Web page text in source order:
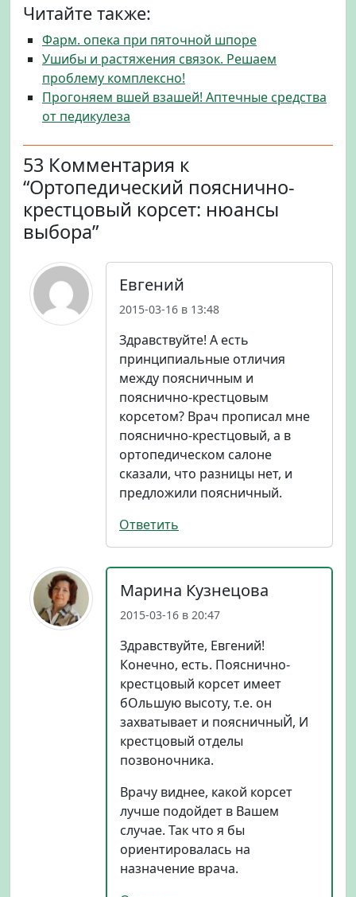
Читайте также:
Фарм. опека при пяточной шпоре
Ушибы и растяжения связок. Решаем
проблему комплексно!
Прогоняем вшей взашей! Аптечные средства
от педикулеза
53 Комментария к
“Ортопедический пояснично-
крестцовый корсет: нюансы
выбора”
Евгений
2015-03-16 в 13:48
Здравствуйте! А есть
принципиальные отличия
между поясничным и
пояснично-крестцовым
корсетом? Врач прописал мне
пояснично-крестцовый, а в
ортопедическом салоне
сказали, что разницы нет, и
предложили поясничный.
Ответить
Марина Кузнецова
2015-03-16 в 20:47
Здравствуйте, Евгений!
Конечно, есть. Пояснично-
крестцовый корсет имеет
бОльшую высоту, т.е. он
захватывает и поясничныЙ, И
крестцовый отделы
позвоночника.
Врачу виднее, какой корсет
лучше подойдет в Вашем
случае. Так что я бы
ориентировалась на
назначение врача.